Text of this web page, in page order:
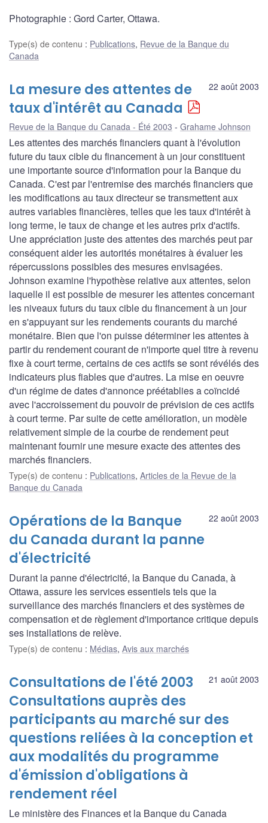
Photographie : Gord Carter, Ottawa.
Type(s) de contenu : Publications, Revue de la Banque du
Canada
22 août 2003
La mesure des attentes de
taux d'intérêt au Canada
Revue de la Banque du Canada - Été 2003 Grahame Johnson
Les attentes des marchés financiers quant à l'évolution
future du taux cible du financement à un jour constituent
une importante source d'information pour la Banque du
Canada. C'est par l'entremise des marchés financiers que
les modifications au taux directeur se transmettent aux
autres variables financières, telles que les taux d'intérêt à
long terme, le taux de change et les autres prix d'actifs.
Une appréciation juste des attentes des marchés peut par
conséquent aider les autorités monétaires à évaluer les
répercussions possibles des mesures envisagées.
Johnson examine l'hypothèse relative aux attentes, selon
laquelle il est possible de mesurer les attentes concernant
les niveaux futurs du taux cible du financement à un jour
en s'appuyant sur les rendements courants du marché
monétaire. Bien que l'on puisse déterminer les attentes à
partir du rendement courant de n'importe quel titre à revenu
fixe à court terme, certains de ces actifs se sont révélés des
indicateurs plus fiables que d'autres. La mise en oeuvre
d'un régime de dates d'annonce préétablies a coïncidé
avec l'accroissement du pouvoir de prévision de ces actifs
à court terme. Par suite de cette amélioration, un modèle
relativement simple de la courbe de rendement peut
maintenant fournir une mesure exacte des attentes des
marchés financiers.
Type(s) de contenu : Publications, Articles de la Revue de la
Banque du Canada
22 août 2003
Opérations de la Banque
du Canada durant la panne
d'électricité
Durant la panne d'électricité, la Banque du Canada, à
Ottawa, assure les services essentiels tels que la
surveillance des marchés financiers et des systèmes de
compensation et de règlement d'importance critique depuis
ses installations de relève.
Type(s) de contenu : Médias, Avis aux marchés
21 août 2003
Consultations de l'été 2003
Consultations auprès des
participants au marché sur des
questions reliées à la conception et
aux modalités du programme
d'émission d'obligations à
rendement réel
Le ministère des Finances et la Banque du Canada